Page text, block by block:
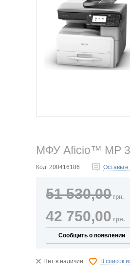
МФУ Aficio™ MP
Код: 200416186
51 530,00 грн.
42 750,00 грн.
Сообщить о появлении
Нет в наличии В список